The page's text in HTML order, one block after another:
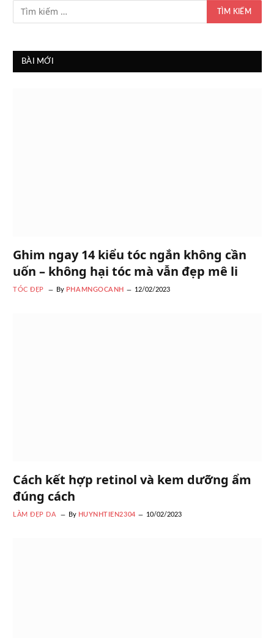
BÀI MỚI
Ghim ngay 14 kiểu tóc ngắn không cần
uốn – không hại tóc mà vẫn đẹp mê li
TÓC ĐẸP By PHAMNGOCANH 12/02/2023
Cách kết hợp retinol và kem dưỡng ẩm
đúng cách
LÀM ĐẸP DA By HUYNHTIEN2304 10/02/2023